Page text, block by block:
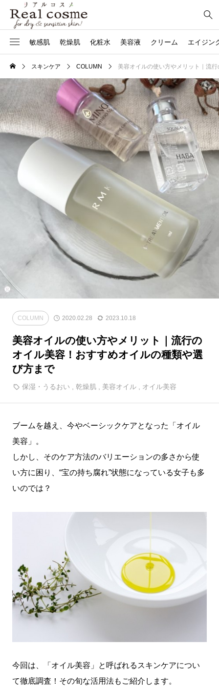
敏感肌 乾燥肌 化粧水 美容液 クリーム エイジン
スキンケア COLUMN 美容オイルの使い方やメリット｜流
COLUMN 2020.02.28 2023.10.18
美容オイルの使い方やメリット｜流行の
オイル美容！おすすめオイルの種類や選
び方まで
保湿・うるおい 乾燥肌 美容オイル オイル美容
ブームを越え、今やベーシックケアとなった「オイル
美容」。
しかし、そのケア方法のバリエーションの多さから使
い方に困り、“宝の持ち腐れ”状態になっている女子も多
いのでは？
今回は、「オイル美容」と呼ばれるスキンケアについ
て徹底調査！その旬な活用法もご紹介します。